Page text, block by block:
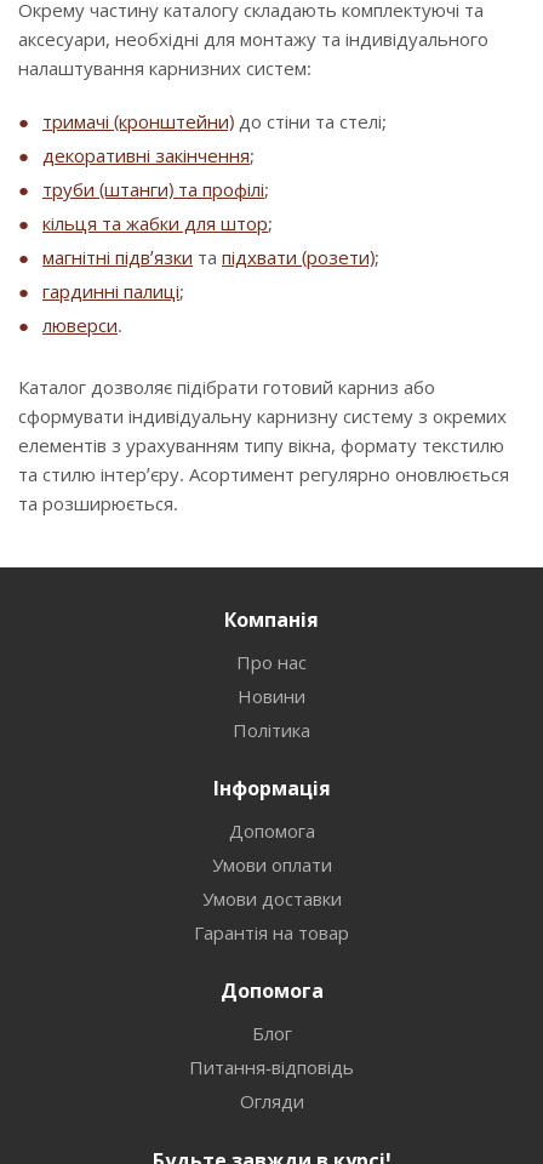
Окрему частину каталогу складають комплектуючі та
аксесуари, необхідні для монтажу та індивідуального
налаштування карнизних систем:
тримачі (кронштейни) до стіни та стелі;
декоративні закінчення;
труби (штанги) та профілі;
кільця та жабки для штор;
магнітні підв’язки та підхвати (розети);
гардинні палиці;
люверси.
Каталог дозволяє підібрати готовий карниз або
сформувати індивідуальну карнизну систему з окремих
елементів з урахуванням типу вікна, формату текстилю
та стилю інтер’єру. Асортимент регулярно оновлюється
та розширюється.
Компанія
Про нас
Новини
Політика
Інформація
Допомога
Умови оплати
Умови доставки
Гарантія на товар
Допомога
Блог
Питання-відповідь
Огляди